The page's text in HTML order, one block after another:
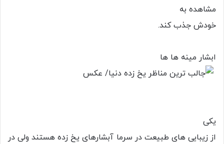
مشاهده به
خودش جذب کند.
ابشار مینه ها ها
یکی
از زیبایی های طبیعت در سرما آبشارهای یخ زده هستند ولی در